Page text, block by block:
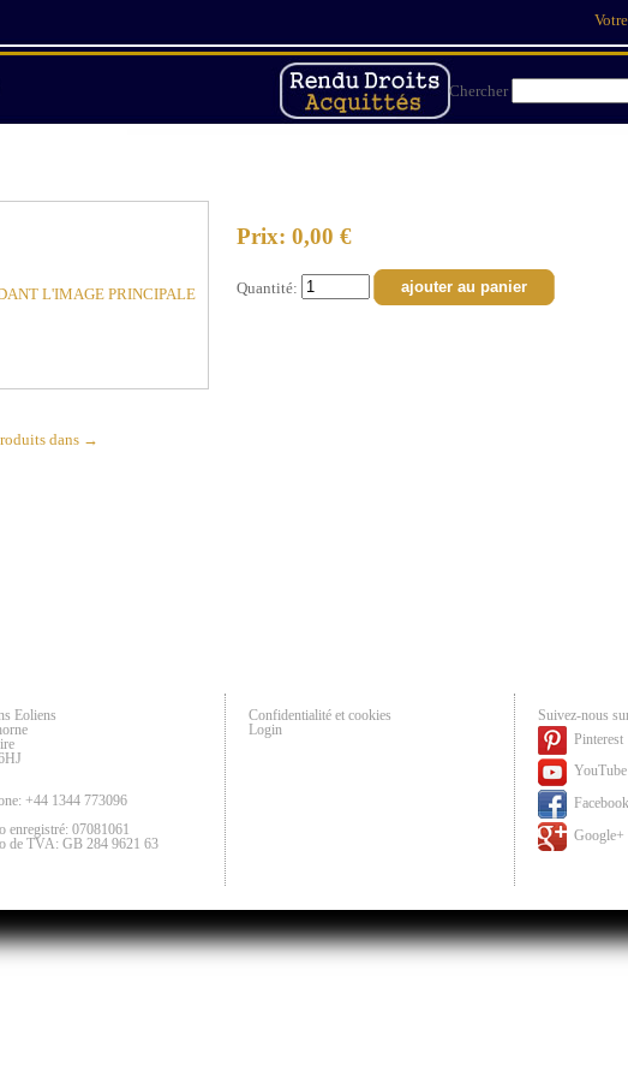
Chercher
L'IMAGE PRINCIPALE
Prix: 0,00 €
Quantité:
dans →
Eoliens
+44 1344 773096
enregistré: 07081061
de TVA: GB 284 9621 63
Confidentialité et cookies
Login
Suivez-nous
Pinterest
YouTube
Facebook
Google+